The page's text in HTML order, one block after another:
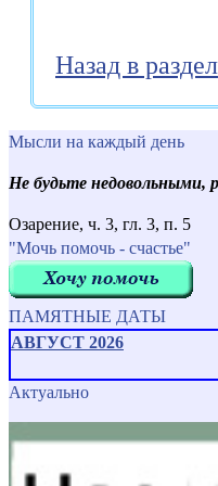
Назад в раздел
Мысли на каждый день
Не будьте недовольными,
Озарение, ч. 3, гл. 3, п. 5
"Мочь помочь - счастье"
ПАМЯТНЫЕ ДАТЫ
АВГУСТ 2026
Актуально